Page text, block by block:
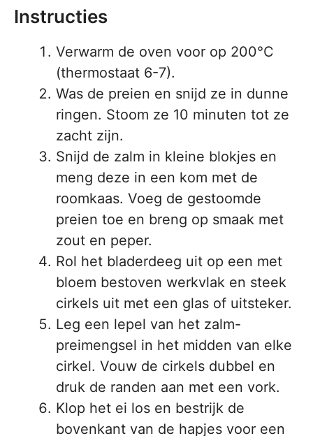
Instructies
Verwarm de oven voor op 200°C
(thermostaat 6-7).
Was de preien en snijd ze in dunne
ringen. Stoom ze 10 minuten tot ze
zacht zijn.
Snijd de zalm in kleine blokjes en
meng deze in een kom met de
roomkaas. Voeg de gestoomde
preien toe en breng op smaak met
zout en peper.
Rol het bladerdeeg uit op een met
bloem bestoven werkvlak en steek
cirkels uit met een glas of uitsteker.
Leg een lepel van het zalm-
preimengsel in het midden van elke
cirkel. Vouw de cirkels dubbel en
druk de randen aan met een vork.
Klop het ei los en bestrijk de
bovenkant van de hapjes voor een